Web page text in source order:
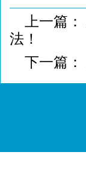
上一篇：
法！
下一篇：